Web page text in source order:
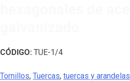
CÓDIGO: TUE-1/4
Tornillos, Tuercas, tuercas y arandelas